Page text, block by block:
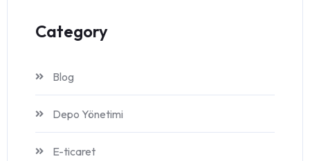
Category
Blog
Depo Yönetimi
E-ticaret